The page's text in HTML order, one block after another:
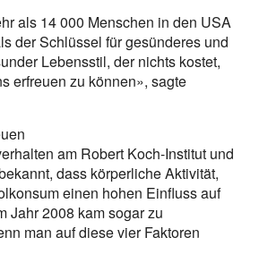
als 14 000 Menschen in den USA
der Schlüssel für gesünderes und
Lebensstil, der nichts kostet,
erfreuen zu können», sagte
am Robert Koch-Institut und
dass körperliche Aktivität,
einen hohen Einfluss auf
Jahr 2008 kam sogar zu
man auf diese vier Faktoren